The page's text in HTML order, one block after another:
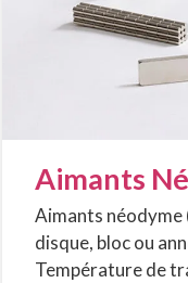
Aimants
Aimants
disque, bloc ou
Température de